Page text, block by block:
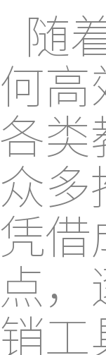
随
何
各
众
凭
点
销